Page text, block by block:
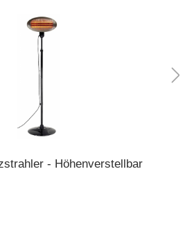
- Höhenverstellbar